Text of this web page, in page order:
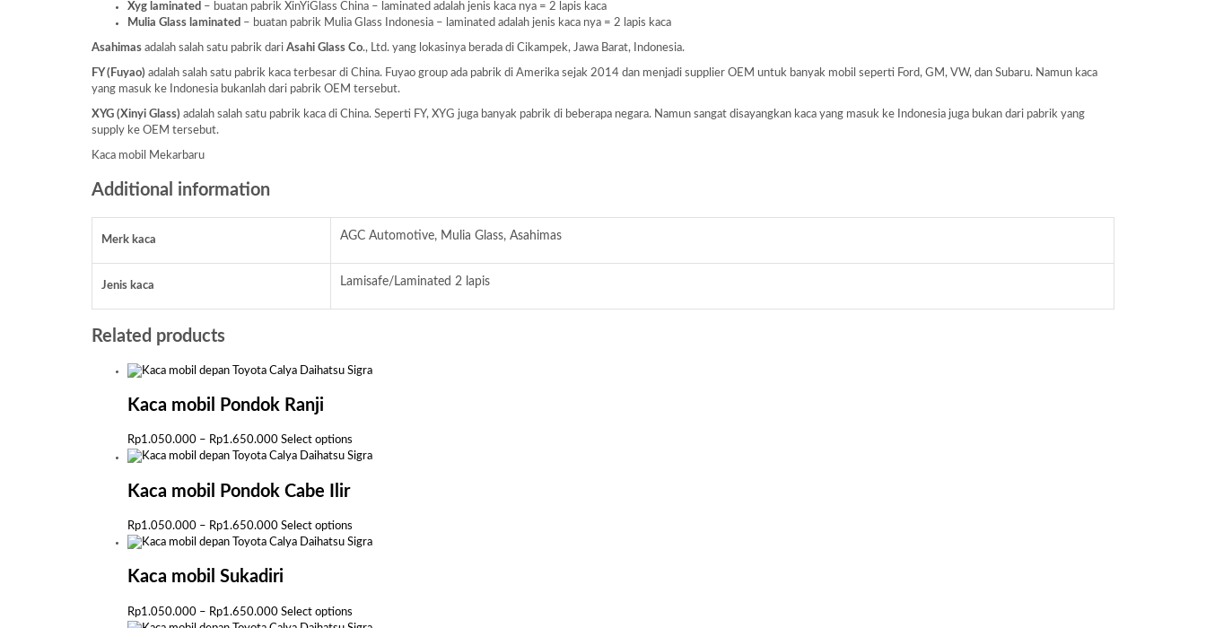
Xyg laminated – buatan pabrik XinYiGlass China – laminated adalah jenis kaca nya = 2 lapis kaca
Mulia Glass laminated – buatan pabrik Mulia Glass Indonesia – laminated adalah jenis kaca nya = 2 lapis kaca
Asahimas adalah salah satu pabrik dari Asahi Glass Co., Ltd. yang lokasinya berada di Cikampek, Jawa Barat, Indonesia.
FY (Fuyao) adalah salah satu pabrik kaca terbesar di China. Fuyao group ada pabrik di Amerika sejak 2014 dan menjadi supplier OEM untuk banyak mobil seperti Ford, GM, VW, dan Subaru. Namun kaca
yang masuk ke Indonesia bukanlah dari pabrik OEM tersebut.
XYG (Xinyi Glass) adalah salah satu pabrik kaca di China. Seperti FY, XYG juga banyak pabrik di beberapa negara. Namun sangat disayangkan kaca yang masuk ke Indonesia juga bukan dari pabrik yang
supply ke OEM tersebut.
Kaca mobil Mekarbaru
Additional information
Merk kaca AGC Automotive, Mulia Glass, Asahimas
Jenis kaca Lamisafe/Laminated 2 lapis
Related products
Kaca mobil Pondok Ranji
Rp1.050.000 – Rp1.650.000Price
range:
through
Select options
product
options
Kaca mobil Pondok Cabe Ilir
Rp1.050.000 – Rp1.650.000Price
range:
through
Select options
product
options
Kaca mobil Sukadiri
Rp1.050.000 – Rp1.650.000Price
Select options